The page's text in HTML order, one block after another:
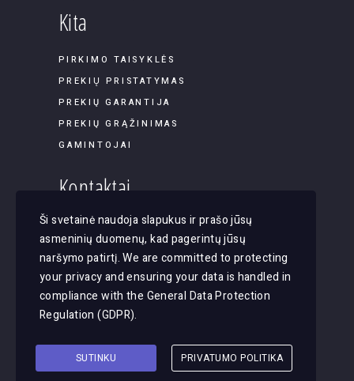
Kita
PIRKIMO TAISYKLĖS
PREKIŲ PRISTATYMAS
PREKIŲ GARANTIJA
PREKIŲ GRĄŽINIMAS
GAMINTOJAI
Kontaktai
Panerių g. 45B-9, LT-03202, Vilnius
El. paštas: apsvietimas@justlight.lt
Tel. +370 655 29065
Ši svetainė naudoja slapukus ir prašo jūsų
asmeninių duomenų, kad pagerintų jūsų
naršymo patirtį. We are committed to protecting
your privacy and ensuring your data is handled in
compliance with the General Data Protection
Regulation (GDPR).
SUTINKU PRIVATUMO POLITIKA